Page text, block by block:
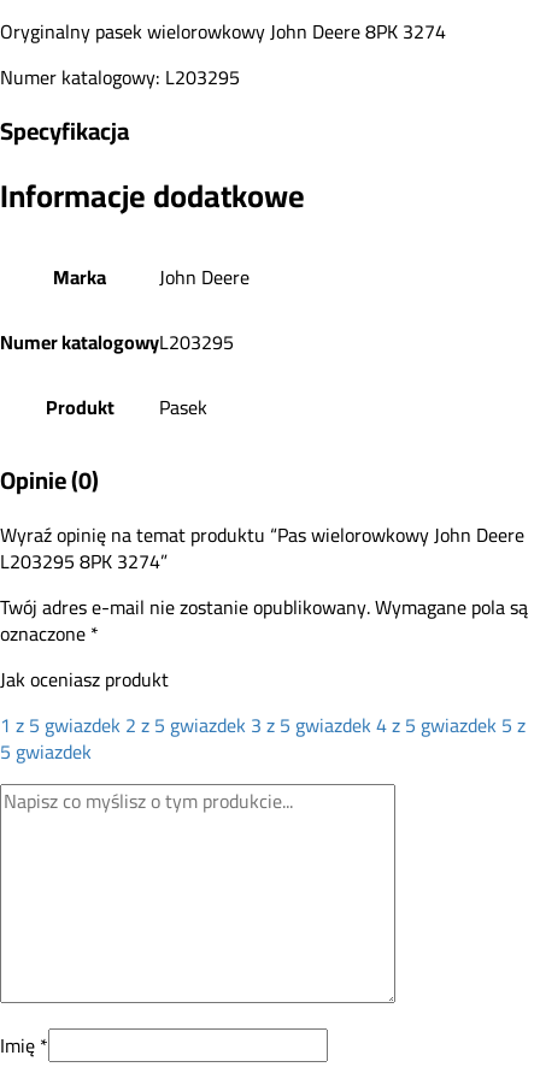
Oryginalny pasek wielorowkowy John Deere 8PK 3274
Numer katalogowy: L203295
Specyfikacja
Informacje dodatkowe
Marka
John Deere
Numer katalogowyL203295
Produkt
Pasek
Opinie (0)
Wyraź opinię na temat produktu “Pas wielorowkowy John Deere
L203295 8PK 3274”
Twój adres e-mail nie zostanie opublikowany.Wymagane pola są
oznaczone*
Jak oceniasz produkt
1 z 5 gwiazdek2 z 5 gwiazdek3 z 5 gwiazdek4 z 5 gwiazdek5 z
5 gwiazdek
Imię*